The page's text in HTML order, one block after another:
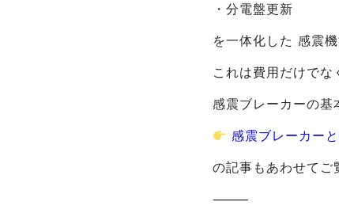
・分電盤更新
を一体化した 感震
これは費用だけでな
感震ブレーカーの基
感震ブレーカー
の記事もあわせてご
⸻